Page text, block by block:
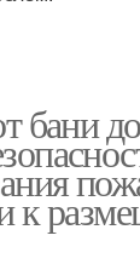
бани
к